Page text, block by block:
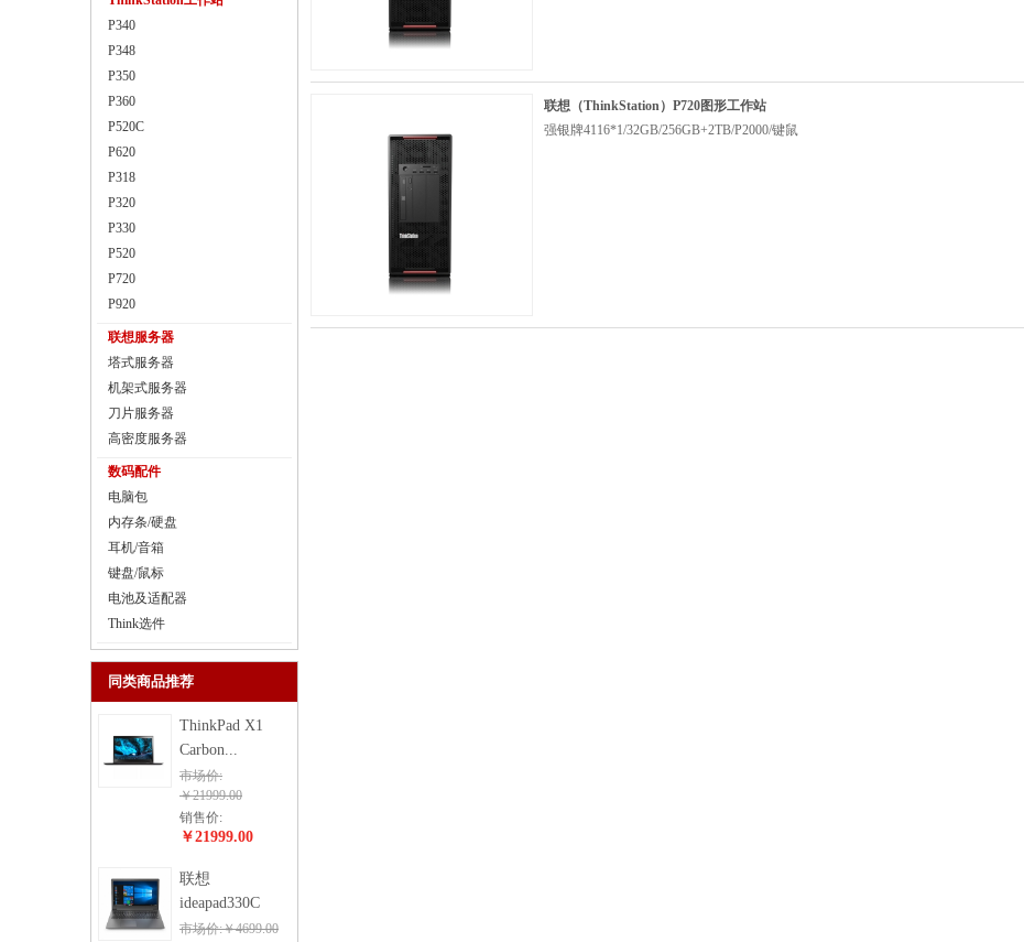
P340
P348
P350
P360
P520C
P620
P318
P320
P330
P520
P720
P920
联想服务器
塔式服务器
机架式服务器
刀片服务器
高密度服务器
数码配件
电脑包
内存条/硬盘
耳机/音箱
键盘/鼠标
电池及适配器
Think选件
同类商品推荐
ThinkPad X1
Carbon...
市场价:
￥21999.00
销售价:
￥21999.00
联想
ideapad330C
市场价:￥4699.00
联想（ThinkStation）P720图形工作站
强银牌4116*1/32GB/256GB+2TB/P2000/键鼠